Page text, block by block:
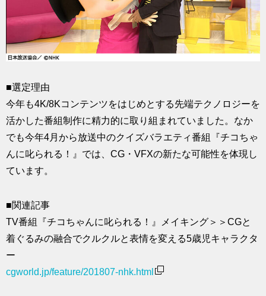
■選定理由
今年も4K/8Kコンテンツをはじめとする先端テクノロジーを
活かした番組制作に精力的に取り組まれていました。なか
でも今年4月から放送中のクイズバラエティ番組『チコちゃ
んに叱られる！』では、CG・VFXの新たな可能性を体現し
ています。
■関連記事
TV番組『チコちゃんに叱られる！』メイキング＞＞CGと
着ぐるみの融合でクルクルと表情を変える5歳児キャラクタ
ー
cgworld.jp/feature/201807-nhk.html